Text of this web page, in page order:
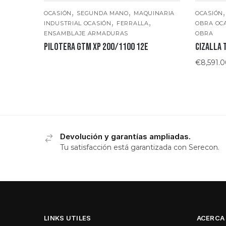
OCASIÓN , SEGUNDA MANO, MAQUINARIA
INDUSTRIAL OCASIÓN , FERRALLA,
ENSAMBLAJE ARMADURAS
PILOTERA GTM XP 200/1100 12E
OCASIÓN
OBRA
OBRA
CIZALLA
€
Devolución y garantías ampliadas.
Tu satisfacción está garantizada con Serecon.
LINKS UTILES